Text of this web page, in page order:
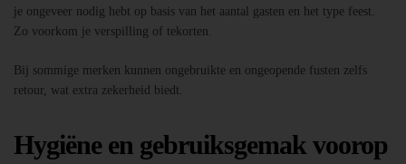
je ongeveer nodig hebt op basis van het aantal gasten en het type feest.
Zo voorkom je verspilling of tekorten.
Bij sommige merken kunnen ongebruikte en ongeopende fusten zelfs
retour, wat extra zekerheid biedt.
Hygiëne en gebruiksgemak voorop